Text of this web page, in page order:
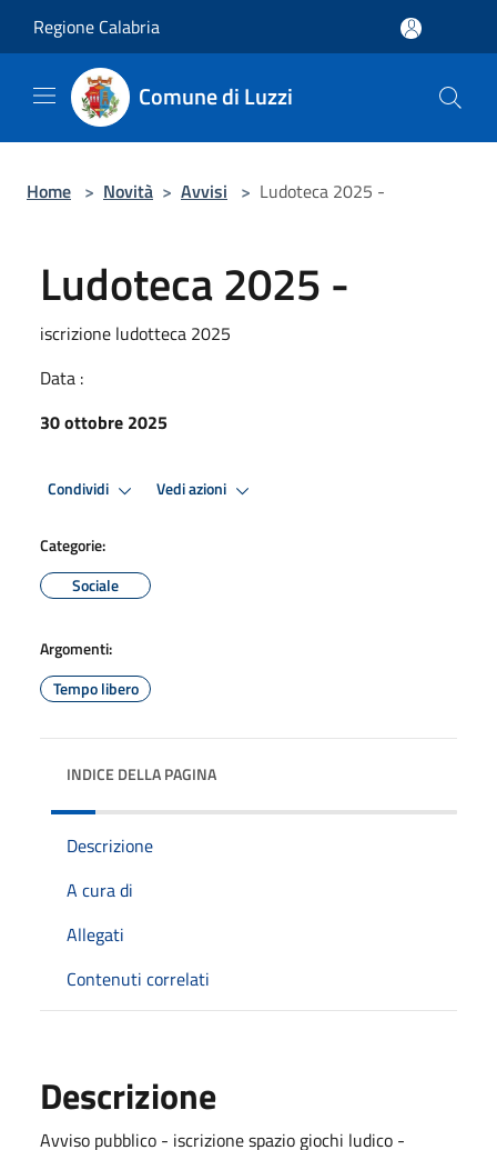
Regione Calabria
Comune di Luzzi
Home > Novità > Avvisi > Ludoteca 2025 -
Ludoteca 2025 -
iscrizione ludotteca 2025
Data :
30 ottobre 2025
Condividi Vedi azioni
Categorie:
Sociale
Argomenti:
Tempo libero
INDICE DELLA PAGINA
Descrizione
A cura di
Allegati
Contenuti correlati
Descrizione
Avviso pubblico - iscrizione spazio giochi ludico -